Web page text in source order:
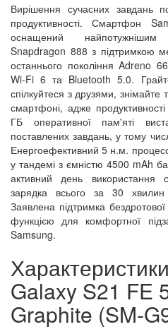
Вирішення сучасних завдань
продуктивності. Смартфон
оснащений
Snapdragon 888 з підтримкою
останнього покоління Adreno
Wi-Fi 6 та Bluetooth 5.0.
спілкуйтеся з друзями,
смартфоні, адже
ГБ оперативної пам'яті
поставлених завдань, у тому
Енергоефективний 5 н.м.
у тандемі з ємністю 4500 mAh
активний день
зарядка всього за 30
Заявлена підтримка
функцією для комфортної
Samsung.
Galaxy S21 FE
Graphite (SM-